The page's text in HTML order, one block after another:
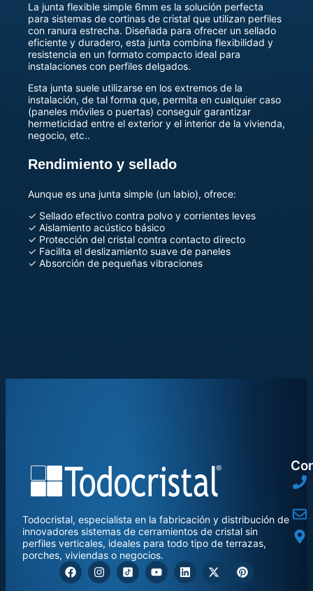
La junta flexible simple 6mm es la solución perfecta
para sistemas de cortinas de cristal que utilizan perfiles
con ranura estrecha. Diseñada para ofrecer un sellado
eficiente y duradero, esta junta combina flexibilidad y
resistencia en un formato compacto ideal para
instalaciones con perfiles delgados.
Esta junta suele utilizarse en los extremos de la
instalación, de tal forma que, permita en cualquier caso
(paneles móviles o puertas) conseguir garantizar
hermeticidad entre el exterior y el interior de la vivienda,
negocio, etc..
Rendimiento y sellado
Aunque es una junta simple (un labio), ofrece:
✓ Sellado efectivo contra polvo y corrientes leves
✓ Aislamiento acústico básico
✓ Protección del cristal contra contacto directo
✓ Facilita el deslizamiento suave de paneles
✓ Absorción de pequeñas vibraciones
Todocristal, especialista en la fabricación y distribución de
innovadores sistemas de cerramientos de cristal sin
perfiles verticales, ideales para todo tipo de terrazas,
porches, viviendas o negocios.